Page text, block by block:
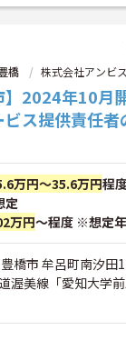
橋 株式会社アンビス
】2024年10月
ス提供責任者
万円～35.6万円程
定
万円～程度 ※想定
橋市 牟呂町南汐田
渥美線「愛知大学